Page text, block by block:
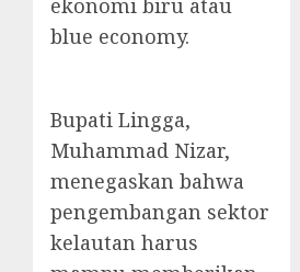
ekonomi biru atau
blue economy.
Bupati Lingga,
Muhammad Nizar,
menegaskan bahwa
pengembangan sektor
kelautan harus